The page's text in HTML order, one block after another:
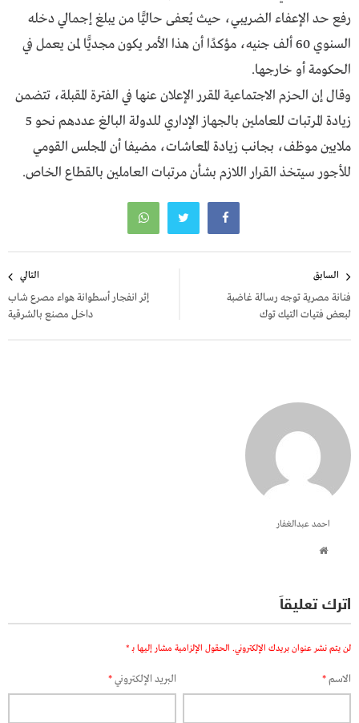
رفع حد الإعفاء الضريبي، حيث يُعفى حاليًّا من يبلغ إجمالي دخله
السنوي 60 ألف جنيه، مؤكدًا أن هذا الأمر يكون مجديًّا لمن يعمل في
الحكومة أو خارجها.
وقال إن الحزم الاجتماعية المقرر الإعلان عنها في الفترة المقبلة، تتضمن
زيادة المرتبات للعاملين بالجهاز الإداري للدولة البالغ عددهم نحو 5
ملايين موظف، بجانب زيادة المعاشات، مضيفا أن المجلس القومي
للأجور سيتخذ القرار اللازم بشأن مرتبات العاملين بالقطاع الخاص.
المقالات
السابق
فنانة مصرية توجه رسالة غاضبة
لبعض فتيات التيك توك
التالي
إثر انفجار أسطوانة هواء مصرع شاب
داخل مصنع بالشرقية
احمد عبدالغفار
اترك تعليقاً
لن يتم نشر عنوان بريدك الإلكتروني. الحقول الإلزامية مشار إليها بـ *
الاسم* البريد الإلكتروني*